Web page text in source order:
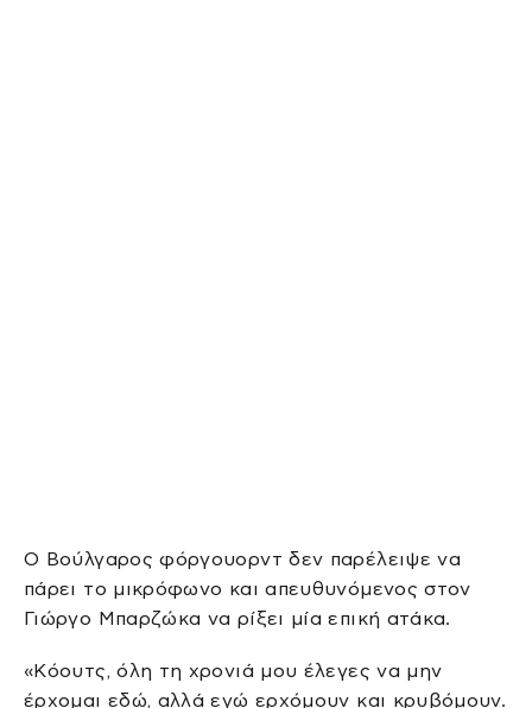
Ο Βούλγαρος φόργουορντ δεν παρέλειψε να
πάρει το μικρόφωνο και απευθυνόμενος στον
Γιώργο Μπαρζώκα να ρίξει μία επική ατάκα.
«Κόουτς, όλη τη χρονιά μου έλεγες να μην
έρχομαι εδώ, αλλά εγώ ερχόμουν και κρυβόμουν.